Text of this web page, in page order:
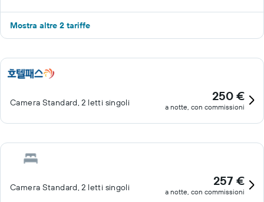
Mostra altre 2 tariffe
Camera Standard, 2 letti singoli 250 €
a notte, con commissioni
Camera Standard, 2 letti singoli 257 €
a notte, con commissioni